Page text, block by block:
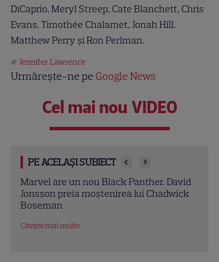
DiCaprio, Meryl Streep, Cate Blanchett, Chris
Evans, Timothée Chalamet, Jonah Hill,
Matthew Perry și Ron Perlman.
Jennifer Lawrence
Urmărește-ne pe Google News
Cel mai nou VIDEO
PE ACELAȘI SUBIECT
Ryan Gosling este noul Ghost Rider din
Universul Marvel. Anunțul făcut la
Comic-Con i-a entuziasmat pe fani
Citește mai multe